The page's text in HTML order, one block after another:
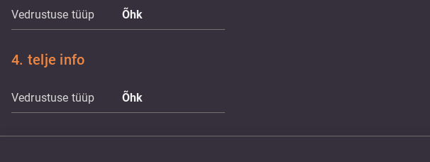
Vedrustuse tüüp Õhk
4. telje info
Vedrustuse tüüp Õhk